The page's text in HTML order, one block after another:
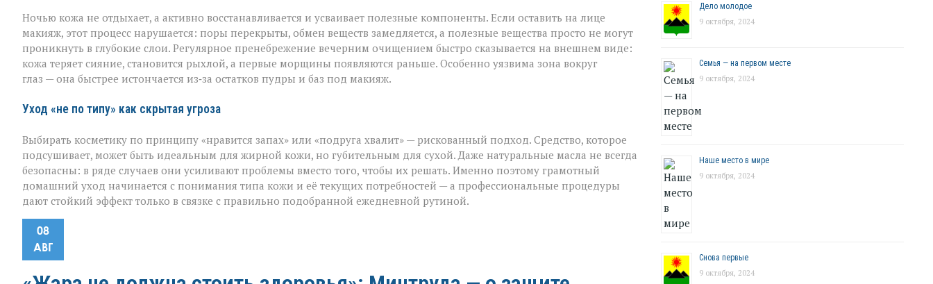
Ночью кожа не отдыхает, а активно восстанавливается и усваивает полезные компоненты. Если оставить на лице
макияж, этот процесс нарушается: поры перекрыты, обмен веществ замедляется, а полезные вещества просто не могут
проникнуть в глубокие слои. Регулярное пренебрежение вечерним очищением быстро сказывается на внешнем виде:
кожа теряет сияние, становится рыхлой, а первые морщины появляются раньше. Особенно уязвима зона вокруг
глаз — она быстрее истончается из‑за остатков пудры и баз под макияж.
Уход «не по типу» как скрытая угроза
Выбирать косметику по принципу «нравится запах» или «подруга хвалит» — рискованный подход. Средство, которое
подсушивает, может быть идеальным для жирной кожи, но губительным для сухой. Даже натуральные масла не всегда
безопасны: в ряде случаев они усиливают проблемы вместо того, чтобы их решать. Именно поэтому грамотный
домашний уход начинается с понимания типа кожи и её текущих потребностей — а профессиональные процедуры
дают стойкий эффект только в связке с правильно подобранной ежедневной рутиной.
08
АВГ
Дело молодое
9 октября, 2024
Семья — на первом месте
9 октября, 2024
Наше место в мире
9 октября, 2024
Снова первые
9 октября, 2024